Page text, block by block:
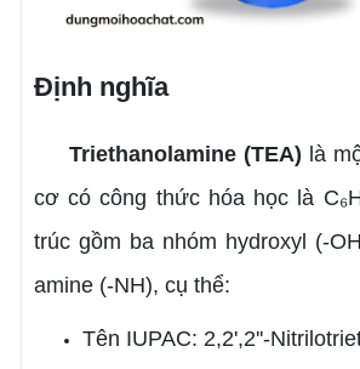
Định nghĩa
Triethanolamine (TEA) là
cơ có công thức hóa học là
trúc gồm ba nhóm hydroxyl (-
amine (-NH), cụ thể:
Tên IUPAC: 2,2',2''-